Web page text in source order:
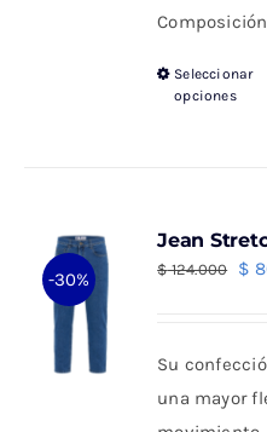
Seleccionar
opciones
-30%
Jean
$124.000
El
era:
$
$
Su
una mayor